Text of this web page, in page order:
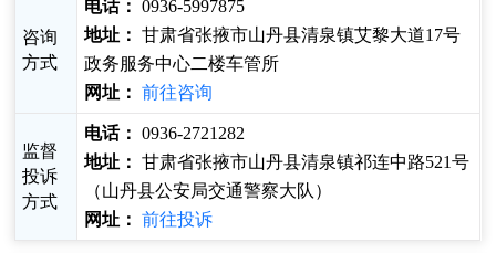
咨询
方式
电话： 0936-5997875
地址： 甘肃省张掖市山丹县清泉镇艾黎大道17号
政务服务中心二楼车管所
网址： 前往咨询
监督
投诉
方式
电话： 0936-2721282
地址： 甘肃省张掖市山丹县清泉镇祁连中路521号
（山丹县公安局交通警察大队）
网址： 前往投诉